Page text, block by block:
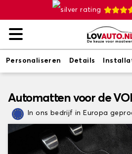
Personaliseren Details
Automatten voor de
In ons bedrijf in Europa